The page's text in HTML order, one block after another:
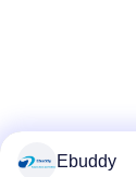
Ebuddy